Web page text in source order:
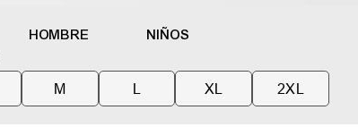
HOMBRE NIÑOS
M L XL 2XL